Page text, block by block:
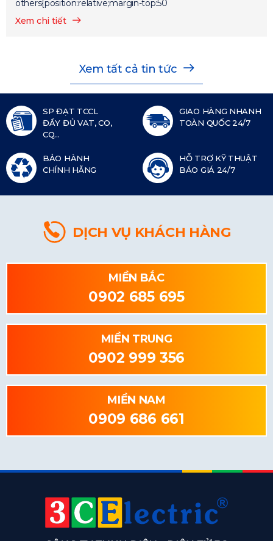
others{position:relative;margin-top:50
Xem chi tiết
Xem tất cả tin tức
SP ĐẠT TCCL
ĐẦY ĐỦ VAT, CO,
CQ...
GIAO HÀNG NHANH
TOÀN QUỐC 24/7
BẢO HÀNH
CHÍNH HÃNG
HỖ TRỢ KỸ THUẬT
BÁO GIÁ 24/7
DỊCH VỤ KHÁCH HÀNG
MIỀN BẮC
0902 685 695
MIỀN TRUNG
0902 999 356
MIỀN NAM
0909 686 661